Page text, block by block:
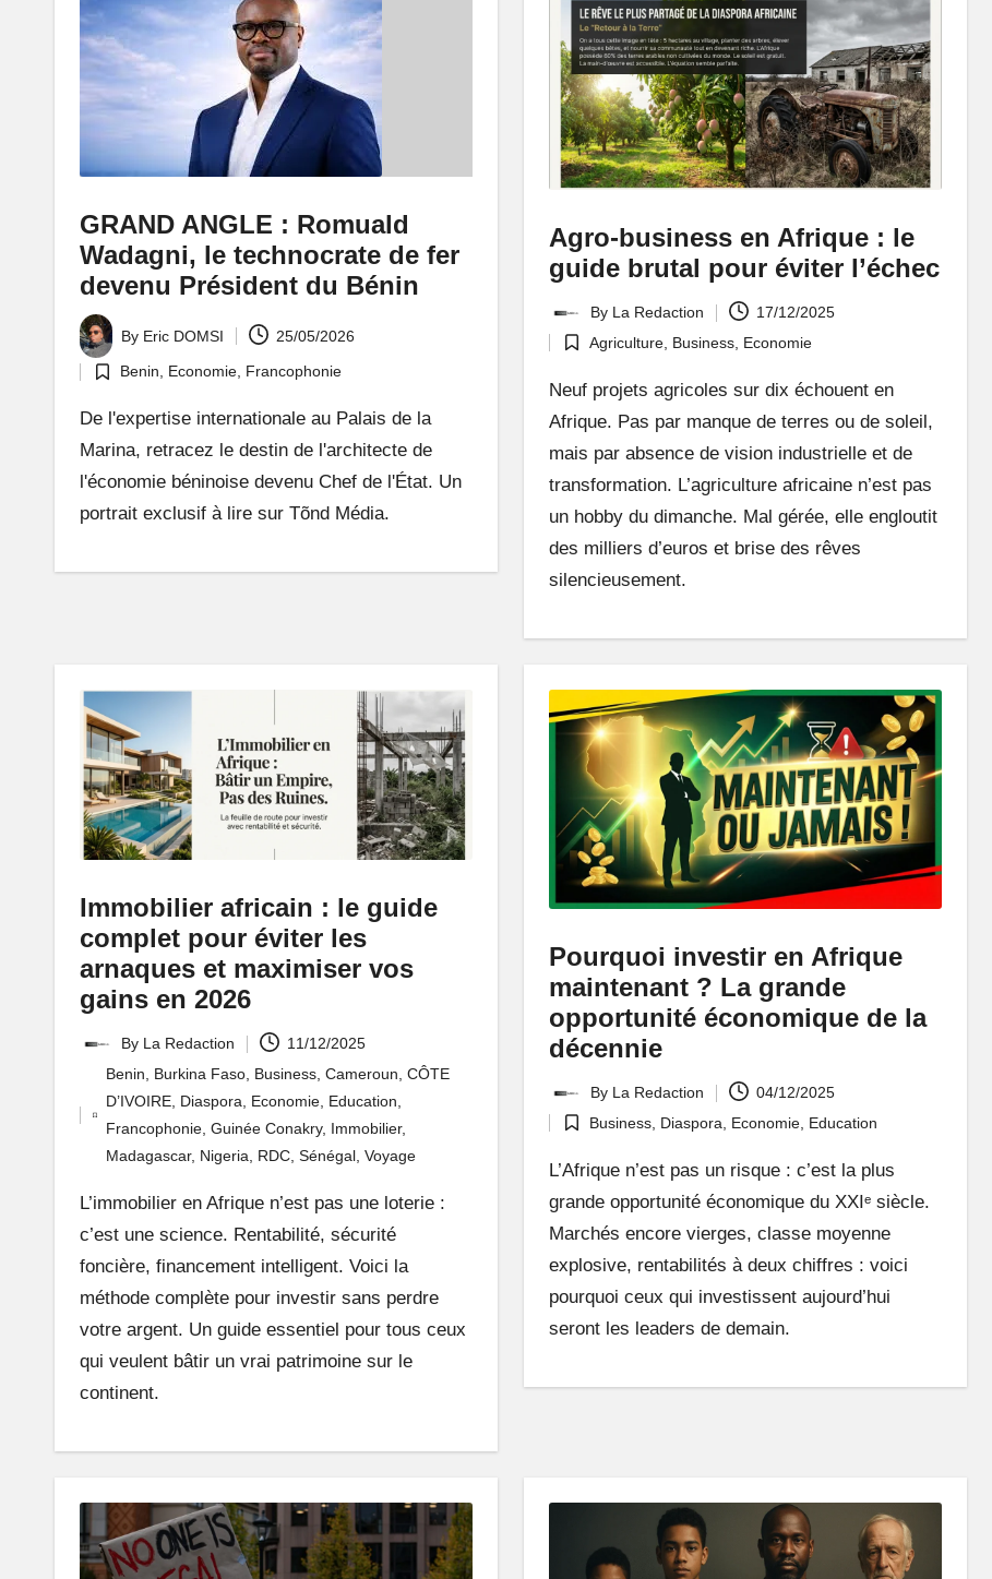
L
P
rt
ai
d
e
u
ai
GRAND ANGLE : Romuald
Wadagni, le technocrate de fer
devenu Président du Bénin
Posted
By Eric DOMSI 25/05/2026
Posted
in
Benin, Economie, Francophonie
De l'expertise internationale au Palais de la
Marina, retracez le destin de l'architecte de
l'économie béninoise devenu Chef de l'État. Un
portrait exclusif à lire sur Tõnd Média.
Agro-business en Afrique : le
guide brutal pour éviter l’échec
by
By La Redaction 17/12/2025
Posted
in
Agriculture Business Economie
Neuf projets agricoles sur dix échouent en
Afrique. Pas par manque de terres ou de soleil,
mais par absence de vision industrielle et de
transformation. L’agriculture africaine n’est pas
un hobby du dimanche. Mal gérée, elle engloutit
des milliers d’euros et brise des rêves
silencieusement.
Immobilier africain : le guide
complet pour éviter les
arnaques et maximiser vos
gains en 2026
By La Redaction 11/12/2025
Posted
Benin Burkina Faso, Business, Cameroun CÔTE
D’IVOIRE, Diaspora Economie, Education
Francophonie, Guinée Conakry, Immobilier,
Madagascar, Nigeria RDC, Sénégal, Voyage
L’immobilier en Afrique n’est pas une loterie :
c’est une science. Rentabilité, sécurité
foncière, financement intelligent. Voici la
méthode complète pour investir sans perdre
votre argent. Un guide essentiel pour tous ceux
qui veulent bâtir un vrai patrimoine sur le
continent.
Pourquoi investir en Afrique
maintenant ? La grande
opportunité économique de la
décennie
by
By La Redaction 04/12/2025
Posted
in
Business Diaspora Economie Education
L’Afrique n’est pas un risque : c’est la plus
grande opportunité économique du XXIᵉ siècle.
Marchés encore vierges, classe moyenne
explosive, rentabilités à deux chiffres : voici
pourquoi ceux qui investissent aujourd’hui
seront les leaders de demain.